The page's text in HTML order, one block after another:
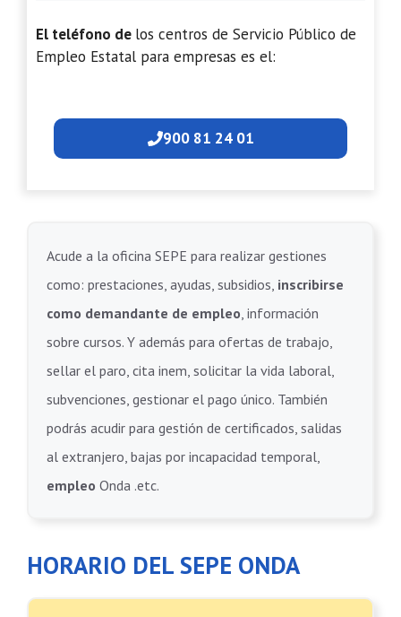
El teléfono de los centros de Servicio Público de
Empleo Estatal para empresas es el:
900 81 24 01
Acude a la oficina SEPE para realizar gestiones
como: prestaciones, ayudas, subsidios, inscribirse
como demandante de empleo, información
sobre cursos. Y además para ofertas de trabajo,
sellar el paro, cita inem, solicitar la vida laboral,
subvenciones, gestionar el pago único. También
podrás acudir para gestión de certificados, salidas
al extranjero, bajas por incapacidad temporal,
empleo Onda .etc.
HORARIO DEL SEPE ONDA